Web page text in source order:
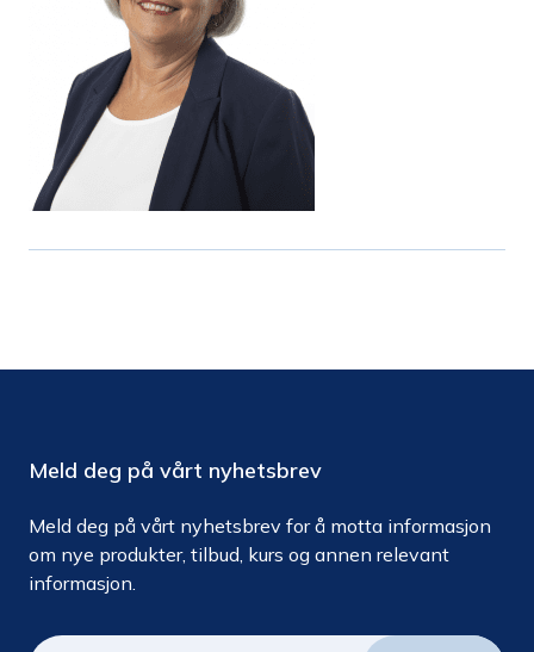
Meld deg på vårt nyhetsbrev
Meld deg på vårt nyhetsbrev for å motta informasjon
om nye produkter, tilbud, kurs og annen relevant
informasjon.